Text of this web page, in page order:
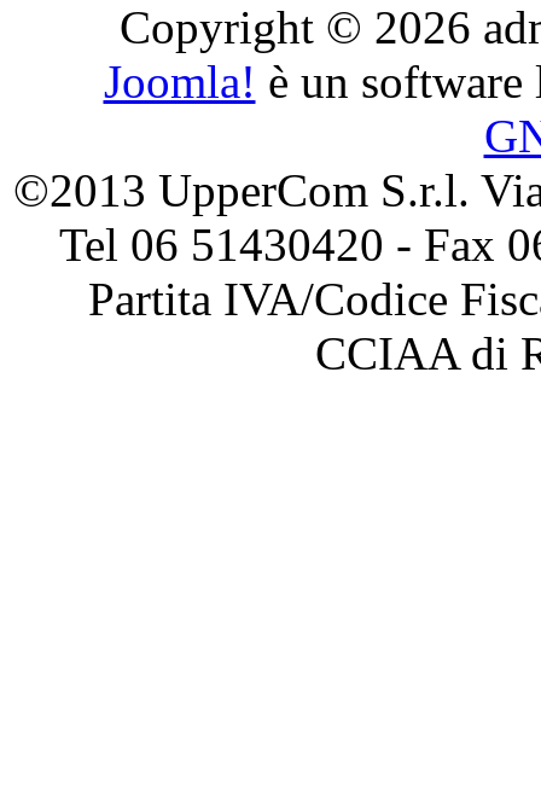
Copyright © 2026
Joomla! è un
©2013 UpperCom S.r.l.
Tel 06 51430420 - Fax
Partita IVA/Codice
CCIAA di